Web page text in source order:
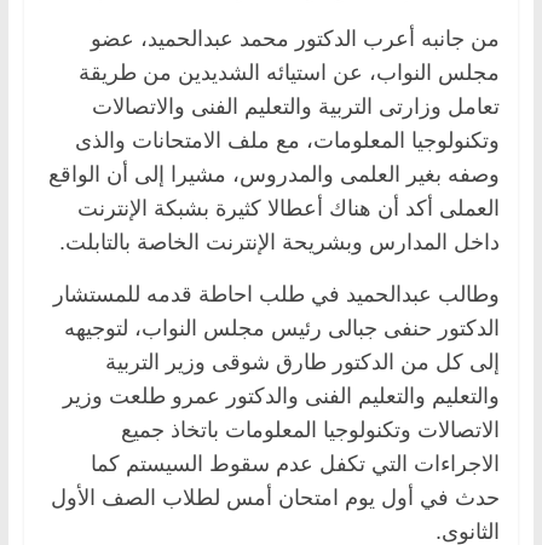
من جانبه أعرب الدكتور محمد عبدالحميد، عضو
مجلس النواب، عن استيائه الشديدين من طريقة
تعامل وزارتى التربية والتعليم الفنى والاتصالات
وتكنولوجيا المعلومات، مع ملف الامتحانات والذى
وصفه بغير العلمى والمدروس، مشيرا إلى أن الواقع
العملى أكد أن هناك أعطالا كثيرة بشبكة الإنترنت
داخل المدارس وبشريحة الإنترنت الخاصة بالتابلت.
وطالب عبدالحميد في طلب احاطة قدمه للمستشار
الدكتور حنفى جبالى رئيس مجلس النواب، لتوجيهه
إلى كل من الدكتور طارق شوقى وزير التربية
والتعليم والتعليم الفنى والدكتور عمرو طلعت وزير
الاتصالات وتكنولوجيا المعلومات باتخاذ جميع
الاجراءات التي تكفل عدم سقوط السيستم كما
حدث في أول يوم امتحان أمس لطلاب الصف الأول
الثانوى.